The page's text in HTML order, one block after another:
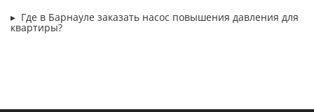
Где в Барнауле заказать насос повышения давления для
квартиры?